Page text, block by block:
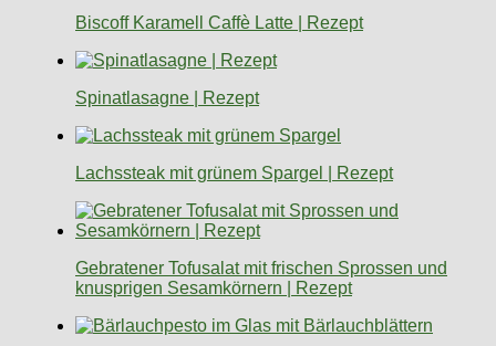
Biscoff Karamell Caffè Latte | Rezept
Spinatlasagne | Rezept
Lachssteak mit grünem Spargel | Rezept
Gebratener Tofusalat mit frischen Sprossen und
knusprigen Sesamkörnern | Rezept